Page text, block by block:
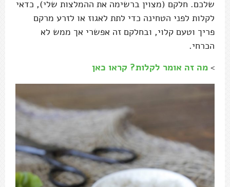
שלכם. חלקם (מצוין ברשימה את ההמלצות שלי), כדאי
לקלות לפני הטחינה כדי לתת לאגוז או לזרע מרקם
פריך וטעם קלוי, ובחלקם זה אפשרי אך ממש לא
הכרחי.
> מה זה אומר לקלות? קראו כאן